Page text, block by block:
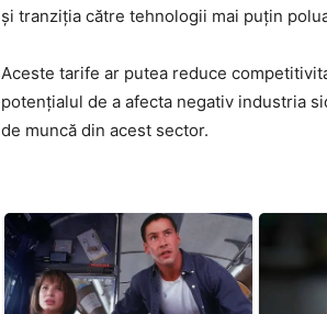
și tranziția către tehnologii mai puțin
Aceste tarife ar putea reduce
potențialul de a afecta negativ industria
de muncă din acest sector.